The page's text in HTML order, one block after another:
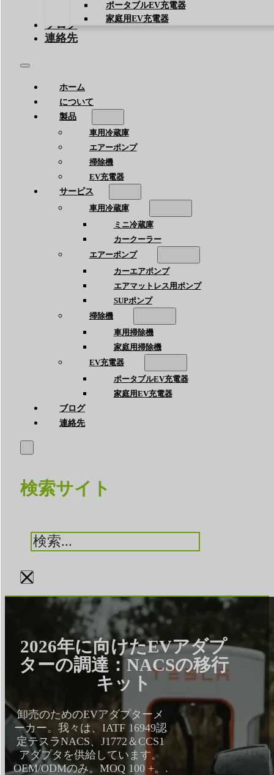
ポータブルEV充電器
家庭用EV充電器
ブログ
連絡先
ホーム
について
製品
車用冷蔵庫
エアーポンプ
掃除機
EV充電器
サービス
車用冷蔵庫
ミニ冷蔵庫
カークーラー
エアーポンプ
カーエアポンプ
エアマットレス用ポンプ
SUPポンプ
掃除機
車用掃除機
家庭用掃除機
EV充電器
ポータブルEV充電器
家庭用EV充電器
ブログ
連絡先
検索サイト
検
索
×
2026年に向けたEVアダプ
ターの調達：NACSの移行
キット
卸売のためのEVアダプターメ
ーカー。我々は、IATF 16949認
定テスラNACS、J1772＆CCS1
アダプタを供給しています。
OEM/ODMのみ。MOQ 100 +。.